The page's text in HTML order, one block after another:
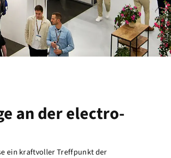
an der electro-
ein kraftvoller Treffpunkt der